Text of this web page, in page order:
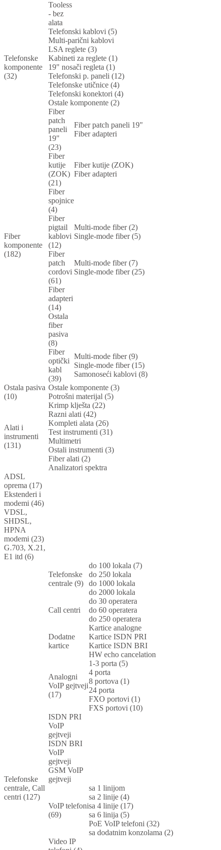
Tooless
- bez
alata
Telefonske
komponente
(32)
Telefonski kablovi (5)
Multi-parični kablovi
LSA reglete (3)
Kabineti za reglete (1)
19" nosači regleta (1)
Telefonski p. paneli (12)
Telefonske utičnice (4)
Telefonski konektori (4)
Ostale komponente (2)
Fiber
komponente
(182)
Fiber
patch
paneli
19"
(23)
Fiber patch paneli 19"
Fiber adapteri
Fiber
kutije
(ZOK)
(21)
Fiber kutije (ZOK)
Fiber adapteri
Fiber
spojnice
(4)
Fiber
pigtail
kablovi
(12)
Multi-mode fiber (2)
Single-mode fiber (5)
Fiber
patch
cordovi
(61)
Multi-mode fiber (7)
Single-mode fiber (25)
Fiber
adapteri
(14)
Ostala
fiber
pasiva
(8)
Fiber
optički
kabl
(39)
Multi-mode fiber (9)
Single-mode fiber (15)
Samonoseći kablovi (8)
Ostala pasiva
(10)
Ostale komponente (3)
Potrošni materijal (5)
Alati i
instrumenti
(131)
Krimp klješta (22)
Razni alati (42)
Kompleti alata (26)
Test instrumenti (31)
Multimetri
Ostali instrumenti (3)
Fiber alati (2)
Analizatori spektra
ADSL
oprema (17)
Ekstenderi i
modemi (46)
VDSL,
SHDSL,
HPNA
modemi (23)
G.703, X.21,
E1 itd (6)
Telefonske
centrale, Call
centri (127)
Telefonske
centrale (9)
do 100 lokala (7)
do 250 lokala
do 1000 lokala
do 2000 lokala
Call centri
do 30 operatera
do 60 operatera
do 250 operatera
Dodatne
kartice
Kartice analogne
Kartice ISDN PRI
Kartice ISDN BRI
HW echo cancelation
Analogni
VoIP gejtveji
(17)
1-3 porta (5)
4 porta
8 portova (1)
24 porta
FXO portovi (1)
FXS portovi (10)
ISDN PRI
VoIP
gejtveji
ISDN BRI
VoIP
gejtveji
GSM VoIP
gejtveji
VoIP telefoni
(69)
sa 1 linijom
sa 2 linije (4)
sa 4 linije (17)
sa 6 linija (5)
PoE VoIP telefoni (32)
sa dodatnim konzolama (2)
Video IP